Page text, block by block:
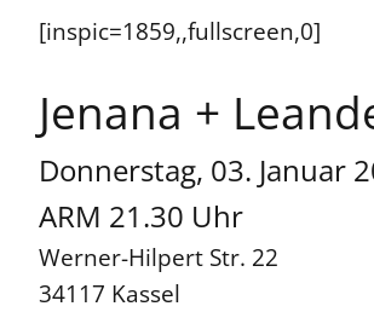
[inspic=1859,,fullscreen,0]
Jenana +
Donnerstag, 03. Januar
ARM 21.30 Uhr
Werner-Hilpert Str. 22
34117 Kassel